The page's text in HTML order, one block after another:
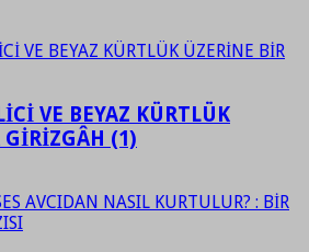
VE BEYAZ KÜRTLÜK
GİRİZGÂH (1)